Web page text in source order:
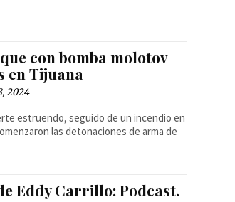
con bomba molotov
en Tijuana
2024
estruendo, seguido de un incendio en
las detonaciones de arma de
Eddy Carrillo: Podcast.